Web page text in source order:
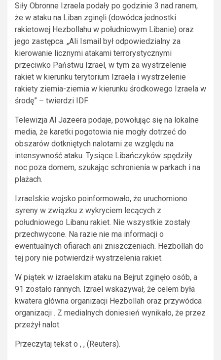
Siły Obronne Izraela podały po godzinie 3 nad ranem,
że w ataku na Liban zginęli (dowódca jednostki
rakietowej Hezbollahu w południowym Libanie) oraz
jego zastępca. „Ali Ismail był odpowiedzialny za
kierowanie licznymi atakami terrorystycznymi
przeciwko Państwu Izrael, w tym za wystrzelenie
rakiet w kierunku terytorium Izraela i wystrzelenie
rakiety ziemia-ziemia w kierunku środkowego Izraela w
środę” – twierdzi IDF.
Telewizja Al Jazeera podaje, powołując się na lokalne
media, że karetki pogotowia nie mogły dotrzeć do
obszarów dotkniętych nalotami ze względu na
intensywność ataku. Tysiące Libańczyków spędziły
noc poza domem, szukając schronienia w parkach i na
plażach.
Izraelskie wojsko poinformowało, że uruchomiono
syreny w związku z wykryciem lecących z
południowego Libanu rakiet. Nie wszystkie zostały
przechwycone. Na razie nie ma informacji o
ewentualnych ofiarach ani zniszczeniach. Hezbollah do
tej pory nie potwierdził wystrzelenia rakiet.
W piątek w izraelskim ataku na Bejrut zginęło osób, a
91 zostało rannych. Izrael wskazywał, że celem była
kwatera główna organizacji Hezbollah oraz przywódca
organizacji . Z medialnych doniesień wynikało, że przez
przeżył nalot.
Przeczytaj tekst o , , (Reuters).